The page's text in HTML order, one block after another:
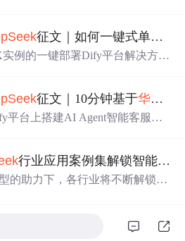
心工具。在本篇文章中，我们将
Seek大模型推理服务、Flexus云服
建，带领大家走进企业级AI应用
Seek征文｜如何一键式单机部署基于
实例的一键部署Dify平台解决方
。平台支持
构建智能问答、知识
安全合规的私有化部署能力。
大模型技术，为企业提供从开
推动业务智能化升级。
Seek征文｜10分钟基于华为云
平台上搭建AI Agent智能客服应
置Agent：通过可视化界面设置
成器优化指令，配置模型参数和
阶功能：介绍Chatflow工作流编
场景，支持记忆功能和
行业应用案例集解锁智能变革密码（附153页PDF及公开课视频下载）
的助力下，各行业将不断解锁智